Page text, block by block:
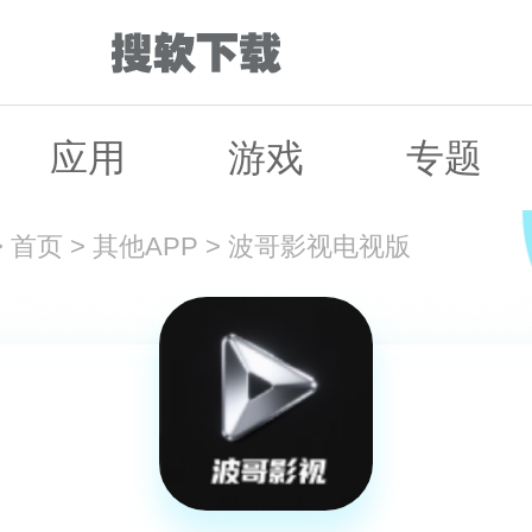
应用 游戏 专题
首页 > 其他APP > 波哥影视电视版